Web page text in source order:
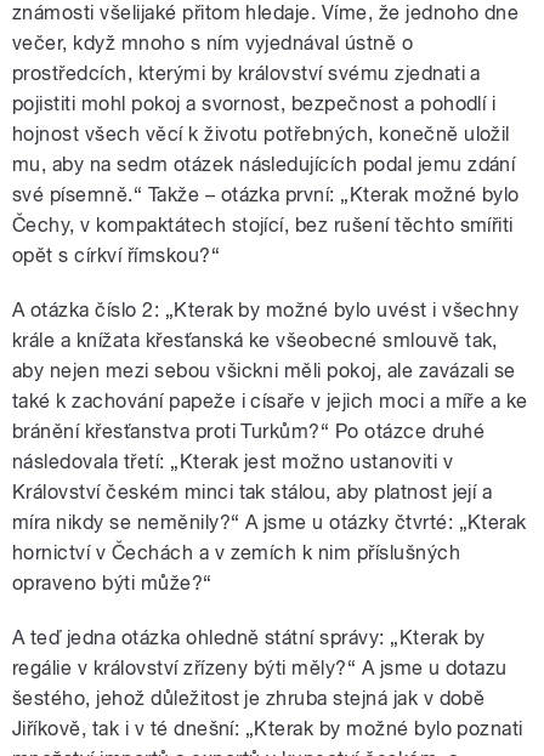
známosti všelijaké přitom hledaje. Víme, že jednoho dne
večer, když mnoho s ním vyjednával ústně o
prostředcích, kterými by království svému zjednati a
pojistiti mohl pokoj a svornost, bezpečnost a pohodlí i
hojnost všech věcí k životu potřebných, konečně uložil
mu, aby na sedm otázek následujících podal jemu zdání
své písemně.“ Takže – otázka první: „Kterak možné bylo
Čechy, v kompaktátech stojící, bez rušení těchto smířiti
opět s církví římskou?“
A otázka číslo 2: „Kterak by možné bylo uvést i všechny
krále a knížata křesťanská ke všeobecné smlouvě tak,
aby nejen mezi sebou všickni měli pokoj, ale zavázali se
také k zachování papeže i císaře v jejich moci a míře a ke
bránění křesťanstva proti Turkům?“ Po otázce druhé
následovala třetí: „Kterak jest možno ustanoviti v
Království českém minci tak stálou, aby platnost její a
míra nikdy se neměnily?“ A jsme u otázky čtvrté: „Kterak
hornictví v Čechách a v zemích k nim příslušných
opraveno býti může?“
A teď jedna otázka ohledně státní správy: „Kterak by
regálie v království zřízeny býti měly?“ A jsme u dotazu
šestého, jehož důležitost je zhruba stejná jak v době
Jiříkově, tak i v té dnešní: „Kterak by možné bylo poznati